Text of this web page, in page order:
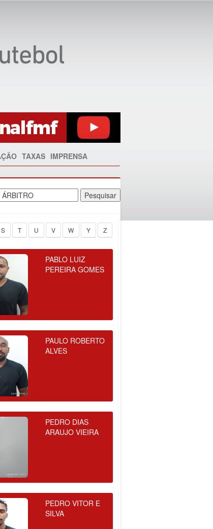
TAXAS IMPRENSA
S T U V W Y Z
PABLO LUIZ
PEREIRA GOMES
PAULO ROBERTO
ALVES
PEDRO DIAS
ARAUJO VIEIRA
PEDRO VITOR E
SILVA